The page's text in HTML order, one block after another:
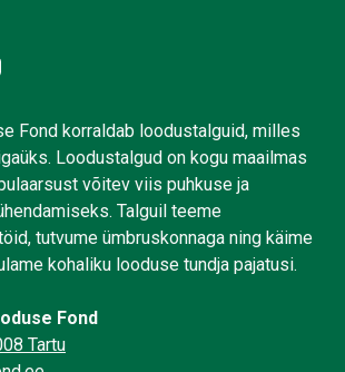
Fond korraldab loodustalguid, milles
Loodustalgud on kogu maailmas
võitev viis puhkuse ja
Talguil teeme
tutvume ümbruskonnaga ning käime
kohaliku looduse tundja pajatusi.
Fond
Tartu